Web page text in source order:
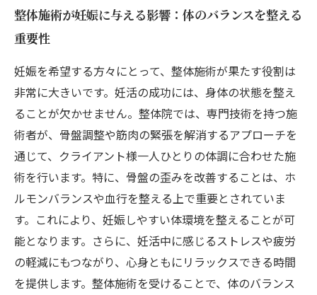
整体施術が妊娠に与える影響：体のバランスを整える
重要性
妊娠を希望する方々にとって、整体施術が果たす役割は
非常に大きいです。妊活の成功には、身体の状態を整え
ることが欠かせません。整体院では、専門技術を持つ施
術者が、骨盤調整や筋肉の緊張を解消するアプローチを
通じて、クライアント様一人ひとりの体調に合わせた施
術を行います。特に、骨盤の歪みを改善することは、ホ
ルモンバランスや血行を整える上で重要とされていま
す。これにより、妊娠しやすい体環境を整えることが可
能となります。さらに、妊活中に感じるストレスや疲労
の軽減にもつながり、心身ともにリラックスできる時間
を提供します。整体施術を受けることで、体のバランス